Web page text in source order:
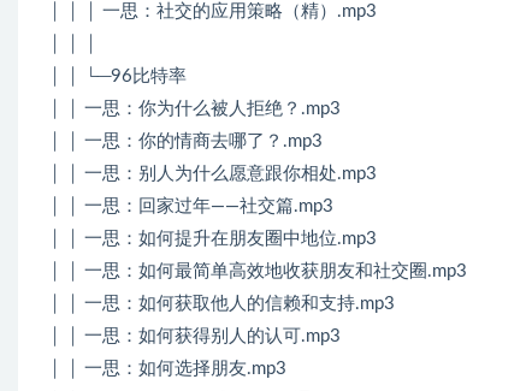
│ │ │ 一思：社交的应用策略（精）.mp3
│ │ └─96比特率
│ │ 一思：你为什么被人拒绝？.mp3
│ │ 一思：你的情商去哪了？.mp3
│ │ 一思：别人为什么愿意跟你相处.mp3
│ │ 一思：回家过年——社交篇.mp3
│ │ 一思：如何提升在朋友圈中地位.mp3
│ │ 一思：如何最简单高效地收获朋友和社交圈.mp3
│ │ 一思：如何获取他人的信赖和支持.mp3
│ │ 一思：如何获得别人的认可.mp3
│ │ 一思：如何选择朋友.mp3